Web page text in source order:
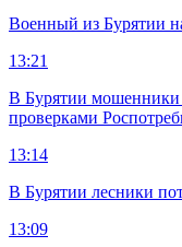
Военный из Бурятии
13:21
В Бурятии мошенники
проверками
13:14
В Бурятии лесники
13:09